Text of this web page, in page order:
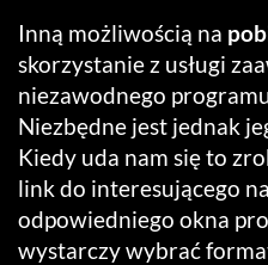
Inną możliwością na
skorzystanie z usługi
niezawodnego
Niezbędne jest jednak
Kiedy uda nam się to
link do interesującego
odpowiedniego okna
wystarczy wybrać